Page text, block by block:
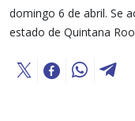
domingo 6 de abril. Se
estado de Quintana